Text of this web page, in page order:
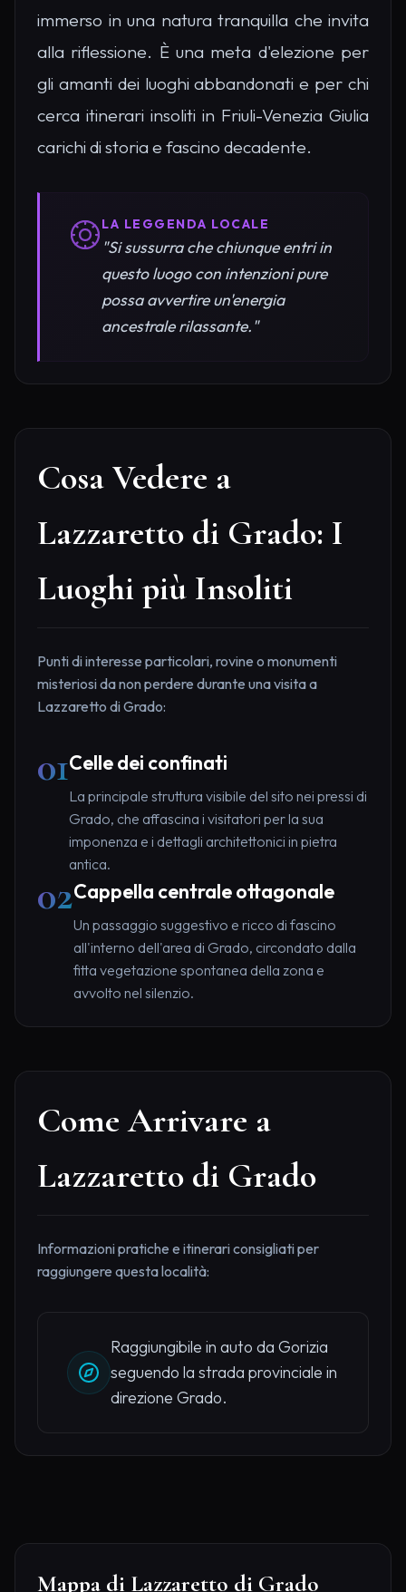
immerso in una natura tranquilla che invita
alla riflessione. È una meta d'elezione per
gli amanti dei luoghi abbandonati e per chi
cerca itinerari insoliti in Friuli-Venezia Giulia
carichi di storia e fascino decadente.
LA LEGGENDA LOCALE
"Si sussurra che chiunque entri in
questo luogo con intenzioni pure
possa avvertire un'energia
ancestrale rilassante."
Cosa Vedere a
Lazzaretto di Grado: I
Luoghi più Insoliti
Punti di interesse particolari, rovine o monumenti
misteriosi da non perdere durante una visita a
Lazzaretto di Grado:
01Celle dei confinati
La principale struttura visibile del sito nei pressi di
Grado, che affascina i visitatori per la sua
imponenza e i dettagli architettonici in pietra
antica.
02Cappella centrale ottagonale
Un passaggio suggestivo e ricco di fascino
all'interno dell'area di Grado, circondato dalla
fitta vegetazione spontanea della zona e
avvolto nel silenzio.
Come Arrivare a
Lazzaretto di Grado
Informazioni pratiche e itinerari consigliati per
raggiungere questa località:
Raggiungibile in auto da Gorizia
seguendo la strada provinciale in
direzione Grado.
Mappa di Lazzaretto di Grado